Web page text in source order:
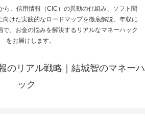
ら、信用情報（CIC）の異動の仕組み、ソフト闇
けた実践的なロードマップを徹底解説。年収に
で、お金の悩みを解決するリアルなマネーハック
をお届けします。
のリアル戦略｜結城智のマネーハ
ック